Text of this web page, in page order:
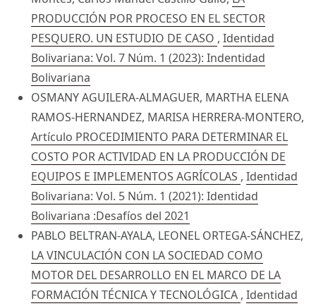
PRODUCCIÓN POR PROCESO EN EL SECTOR
PESQUERO. UN ESTUDIO DE CASO , Identidad
Bolivariana: Vol. 7 Núm. 1 (2023): Indentidad
Bolivariana
OSMANY AGUILERA-ALMAGUER, MARTHA ELENA
RAMOS-HERNANDEZ, MARISA HERRERA-MONTERO,
Artículo PROCEDIMIENTO PARA DETERMINAR EL
COSTO POR ACTIVIDAD EN LA PRODUCCIÓN DE
EQUIPOS E IMPLEMENTOS AGRÍCOLAS , Identidad
Bolivariana: Vol. 5 Núm. 1 (2021): Identidad
Bolivariana :Desafíos del 2021
PABLO BELTRAN-AYALA, LEONEL ORTEGA-SÁNCHEZ,
LA VINCULACIÓN CON LA SOCIEDAD COMO
MOTOR DEL DESARROLLO EN EL MARCO DE LA
FORMACIÓN TÉCNICA Y TECNOLÓGICA , Identidad